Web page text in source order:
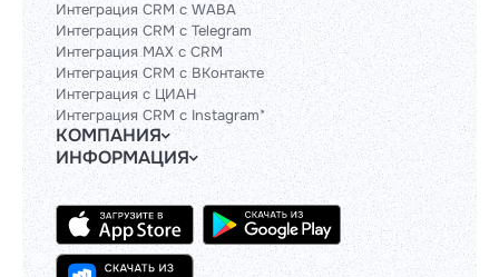
Интеграция CRM с WABA
Интеграция CRM с Telegram
Интеграция MAX с CRM
Интеграция CRM с ВКонтакте
Интеграция с ЦИАН
Интеграция CRM с Instagram*
КОМПАНИЯ
Блог
Гайды
Контакты
Политики и соглашения
Сведения об ИТ-деятельности
ИНФОРМАЦИЯ
Официальным партнерам
Техническим партнерам
Тарифы
API
База знаний